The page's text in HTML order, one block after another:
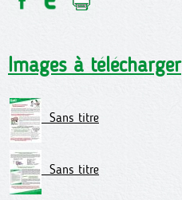
Images à télécharger
Sans titre
Sans titre